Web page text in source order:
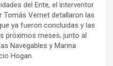
del Ente, el interventor
Tomás Vernet detallaron las
ya fueron concluidas y las
próximos meses, junto al
Navegables y Marina
Hogan.